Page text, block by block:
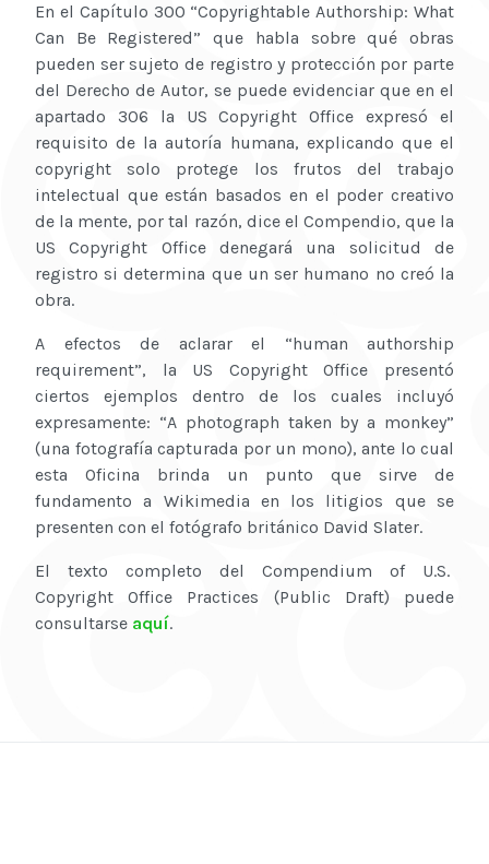
En el Capítulo 300 “Copyrightable Authorship: What
Can Be Registered” que habla sobre qué obras
pueden ser sujeto de registro y protección por parte
del Derecho de Autor, se puede evidenciar que en el
apartado 306 la US Copyright Office expresó el
requisito de la autoría humana, explicando que el
copyright solo protege los frutos del trabajo
intelectual que están basados en el poder creativo
de la mente, por tal razón, dice el Compendio, que la
US Copyright Office denegará una solicitud de
registro si determina que un ser humano no creó la
obra.
A efectos de aclarar el “human authorship
requirement”, la US Copyright Office presentó
ciertos ejemplos dentro de los cuales incluyó
expresamente: “A photograph taken by a monkey”
(una fotografía capturada por un mono), ante lo cual
esta Oficina brinda un punto que sirve de
fundamento a Wikimedia en los litigios que se
presenten con el fotógrafo británico David Slater.
El texto completo del Compendium of U.S.
Copyright Office Practices (Public Draft) puede
consultarse aquí.